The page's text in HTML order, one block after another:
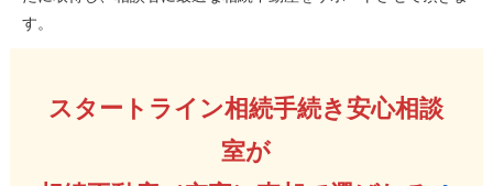
す。
スタートライン相続手続き安心相談
室が